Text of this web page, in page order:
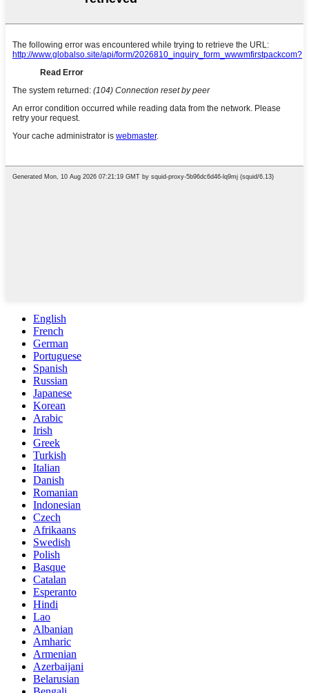
English
French
German
Portuguese
Spanish
Russian
Japanese
Korean
Arabic
Irish
Greek
Turkish
Italian
Danish
Romanian
Indonesian
Czech
Afrikaans
Swedish
Polish
Basque
Catalan
Esperanto
Hindi
Lao
Albanian
Amharic
Armenian
Azerbaijani
Belarusian